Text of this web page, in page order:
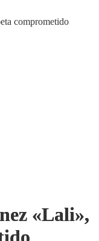
comprometido
«Lali»,